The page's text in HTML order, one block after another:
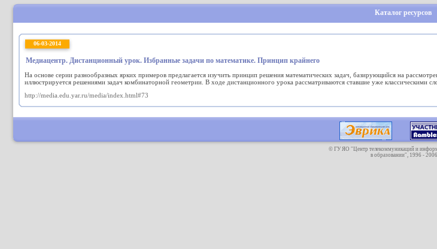
Каталог ресурсов
06-03-2014
Медиацентр. Дистанционный урок. Избранные задачи по математике. Принцип крайнего
На основе серии разнообразных ярких примеров предлагается изучить принцип решения математических задач, базирующийся на
иллюстрируется решениями задач комбинаторной геометрии. В ходе дистанционного урока рассматриваются ставшие уже классическими
http://media.edu.yar.ru/media/index.html#73
© ГУ ЯО "Центр телекоммуникаций и
в образовании", 1996 - 2006